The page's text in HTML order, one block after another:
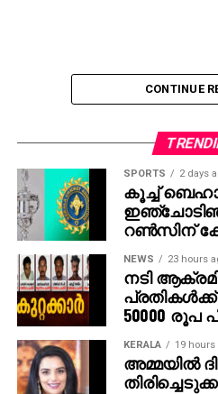
SPORTS 2 days
കൂച്ച്
റണ്‍സിന്
NEWS 23 hours
നടി
പ്രതികള്‍ക്ക്
50000 രൂപ
KERALA 19 hours
അമ്മയില്‍
ചര്‍ച്ചയും
മേനോന്‍